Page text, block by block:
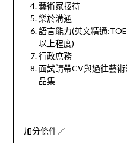
藝術家接待
樂於溝通
語言能力(英文精通
以上程度)
行政庶務
面試請帶CV與過往藝
品集
加分條件／